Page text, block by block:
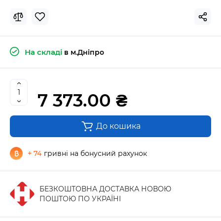
На складі в м.Дніпро
7 373.00 ₴
До кошика
+ 74 гривні на бонусний рахунок
БЕЗКОШТОВНА ДОСТАВКА НОВОЮ
ПОШТОЮ ПО УКРАЇНІ